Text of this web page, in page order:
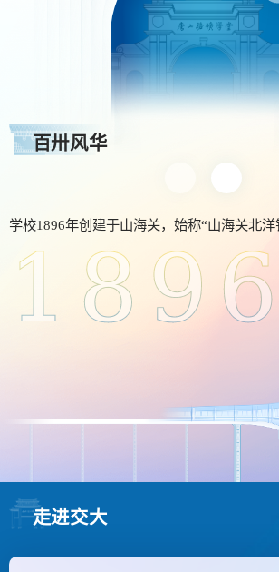
百卅风华
学校1896年创建于山海关，始称“山海关北洋
1896
走进交大